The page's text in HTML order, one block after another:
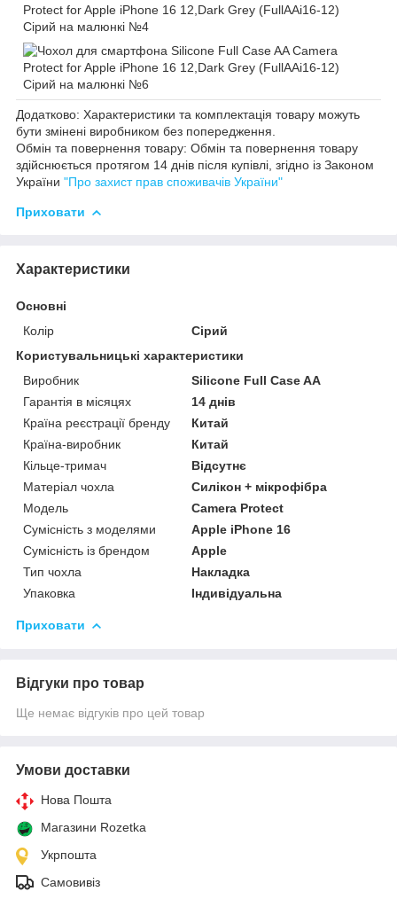
Додатково: Характеристики та комплектація товару можуть
бути змінені виробником без попередження.
Обмін та повернення товару: Обмін та повернення товару
здійснюється протягом 14 днів після купівлі, згідно із Законом
України "Про захист прав споживачів України"
Приховати
Характеристики
Основні
Колір
Сірий
Користувальницькі характеристики
Виробник
Silicone Full Case AA
Гарантія в місяцях
14 днів
Країна реєстрації бренду
Китай
Країна-виробник
Китай
Кільце-тримач
Відсутнє
Матеріал чохла
Силікон + мікрофібра
Мoдель
Camera Protect
Сумісність з моделями
Apple iPhone 16
Сумісність із брендом
Apple
Тип чохла
Накладка
Упаковка
Індивідуальна
Приховати
Відгуки про товар
Ще немає відгуків про цей товар
Умови доставки
Нова Пошта
Магазини Rozetka
Укрпошта
Самовивіз